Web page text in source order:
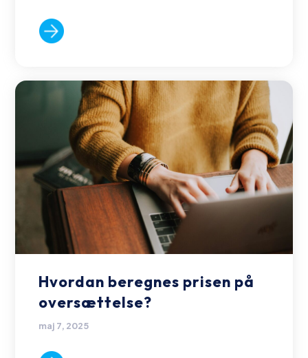
Hvordan beregnes prisen på
oversættelse?
maj 7, 2025